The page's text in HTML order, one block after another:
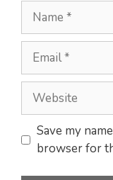
Name
Email
Website
Save my
browser for